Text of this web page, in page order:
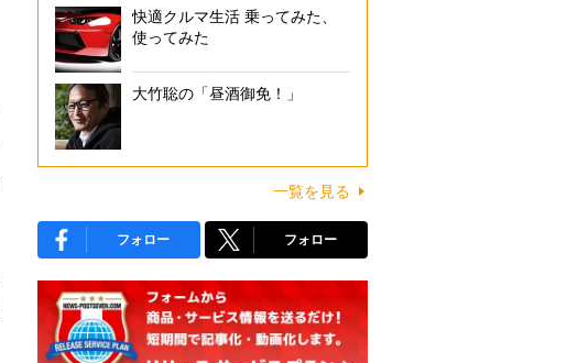
快適クルマ生活 乗ってみた、
使ってみた
大竹聡の「昼酒御免！」
一覧を見る
フォロー フォロー